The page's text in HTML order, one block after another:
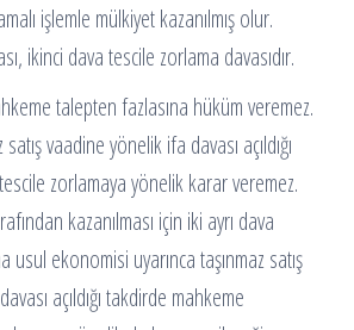
işlemle mülkiyet kazanılmış olur.
ikinci dava tescile zorlama davasıdır.
talepten fazlasına hüküm veremez.
satış vaadine yönelik ifa davası açıldığı
zorlamaya yönelik karar veremez.
kazanılması için iki ayrı dava
usul ekonomisi uyarınca taşınmaz satış
açıldığı takdirde mahkeme